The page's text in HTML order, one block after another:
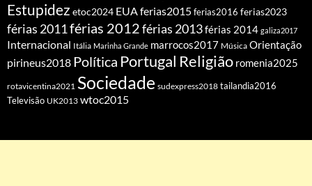
Estupidez etoc2024 EUAferias2015ferias2016 ferias2023
férias 2011férias 2012férias 2013férias 2014 galiza2017
Internacional Itália Marinha Grande marrocos2017 Música Orientação
pirineus2018 Política Portugal Religião romenia2025
rotavicentina2021 Sociedade sudexpress2018 tailandia2016
Televisão UK2013 wtoc2015